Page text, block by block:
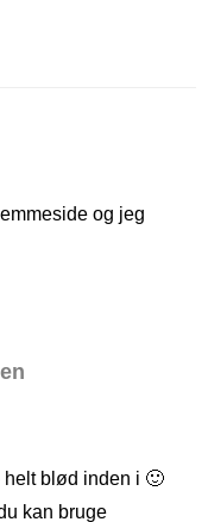
og jeg
helt blød inden i 🙂
kan bruge